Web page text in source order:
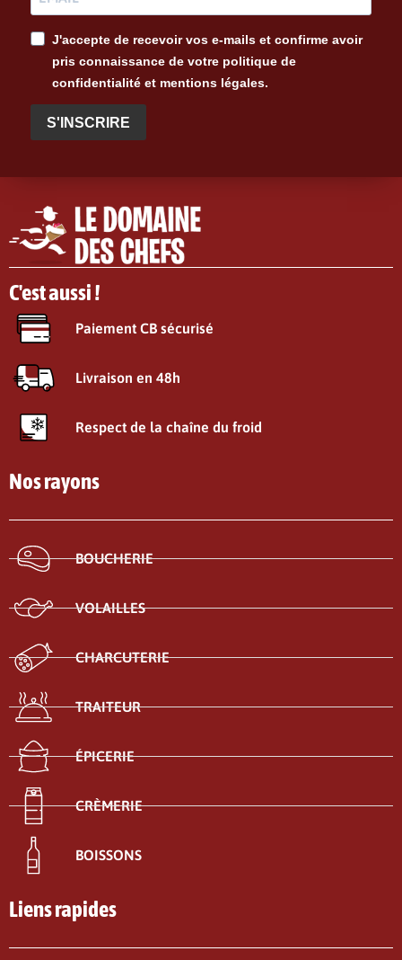
J'accepte de recevoir vos e-mails et confirme avoir
pris connaissance de votre politique de
confidentialité et mentions légales.
S'INSCRIRE
C'est aussi !
Paiement CB sécurisé
Livraison en 48h
Respect de la chaîne du froid
Nos rayons
BOUCHERIE
VOLAILLES
CHARCUTERIE
TRAITEUR
ÉPICERIE
CRÈMERIE
BOISSONS
Liens rapides